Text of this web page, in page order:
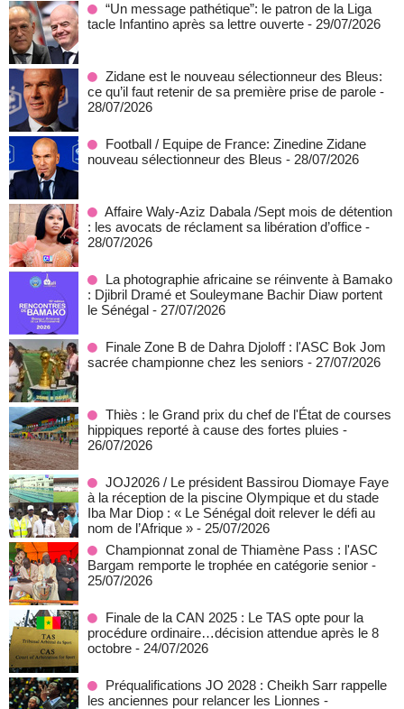
“Un message pathétique”: le patron de la Liga
tacle Infantino après sa lettre ouverte - 29/07/2026
Zidane est le nouveau sélectionneur des Bleus:
ce qu’il faut retenir de sa première prise de parole -
28/07/2026
Football / Equipe de France: Zinedine Zidane
nouveau sélectionneur des Bleus - 28/07/2026
Affaire Waly-Aziz Dabala /Sept mois de détention
: les avocats de réclament sa libération d’office -
28/07/2026
La photographie africaine se réinvente à Bamako
: Djibril Dramé et Souleymane Bachir Diaw portent
le Sénégal - 27/07/2026
Finale Zone B de Dahra Djoloff : l'ASC Bok Jom
sacrée championne chez les seniors - 27/07/2026
Thiès : le Grand prix du chef de l'État de courses
hippiques reporté à cause des fortes pluies -
26/07/2026
JOJ2026 / Le président Bassirou Diomaye Faye
à la réception de la piscine Olympique et du stade
Iba Mar Diop : « Le Sénégal doit relever le défi au
nom de l’Afrique » - 25/07/2026
Championnat zonal de Thiamène Pass : l'ASC
Bargam remporte le trophée en catégorie senior -
25/07/2026
Finale de la CAN 2025 : Le TAS opte pour la
procédure ordinaire…décision attendue après le 8
octobre - 24/07/2026
Préqualifications JO 2028 : Cheikh Sarr rappelle
les anciennes pour relancer les Lionnes -